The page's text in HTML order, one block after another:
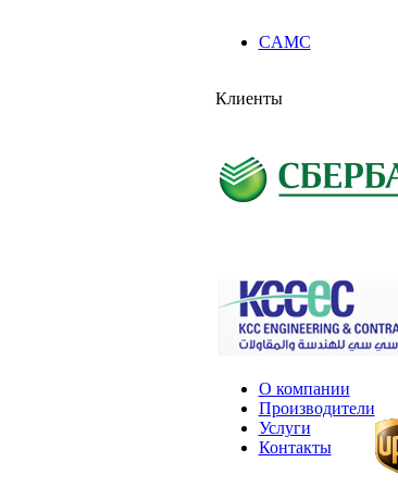
CAMC
Клиенты
О компании
Производители
Услуги
Контакты